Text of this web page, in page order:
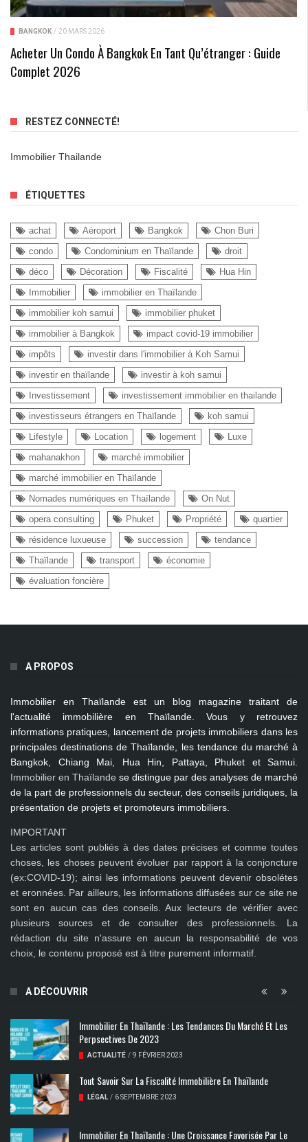
BANGKOK / 20 MARS 2026
Acheter Un Condo À Bangkok En Tant Qu’étranger : Guide
Complet 2026
RESTEZ CONNECTÉ!
Immobilier Thailande
ÉTIQUETTES
achat Aéroport Bangkok
Chon Buri
condo
Condominium en Thaïlande
droit
déco
Décoration Fiscalité
Hua Hin
Immobilier
immobilier en Thaïlande
immobilier koh samui
immobilier phuket
immobilier à Bangkok
impact covid-19 immobilier
impôts
investir dans l'immobilier à Koh Samui
investir en thaïlande
investir à koh samui
Investissement
investissement immobilier en thailande
investisseurs étrangers en Thaïlande
koh samui
Lifestyle
Location logement
Luxe
mahanakhon
marché immobilier
marché immobilier en Thaïlande
Nomades numériques en Thaïlande
On Nut
opera consulting
Phuket Propriété
quartier
résidence luxueuse
succession
tendance
Thaïlande
transport
économie
évaluation foncière
A PROPOS
Immobilier en Thaïlande est un blog magazine traitant de
l'actualité immobilière en Thaïlande. Vous y retrouvez
informations pratiques, lancement de projets immobiliers dans les
principales destinations de Thaïlande, les tendance du marché à
Bangkok, Chiang Mai, Hua Hin, Pattaya, Phuket et Samui
Immobilier en Thaïlande se distingue par des analyses de marché
de la part de professionnels du secteur, des conseils juridiques, la
présentation de projets et promoteurs immobiliers.
IMPORTANT
Les articles sont publiés à des dates précises et comme toutes
choses, les choses peuvent évoluer par rapport à la conjoncture
(ex:COVID-19); ainsi les informations peuvent devenir obsolétes
et eronnées. Par ailleurs, les informations diffusées sur ce site ne
sont en aucun cas des conseils. Aux lecteurs de vérifier avec
plusieurs sources et de consulter des professionnels. La
rédaction du site n'assure en aucun la responsabilité de vos
choix, le contenu proposé est à titre purement informatif.
A DÉCOUVRIR
Immobilier En Thaïlande : Les Tendances Du Marché Et Les
Perpsectives De 2023
ACTUALITÉ / 9 FÉVRIER 2023
Tout Savoir Sur La Fiscalité Immobilière En Thaïlande
LÉGAL / 6 SEPTEMBRE 2023
Immobilier En Thaïlande : Une Croissance Favorisée Par Le